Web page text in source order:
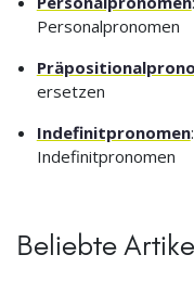
Personalpronomen
ersetzen
Indefinitpronomen
Indefinitpronomen
Beliebte